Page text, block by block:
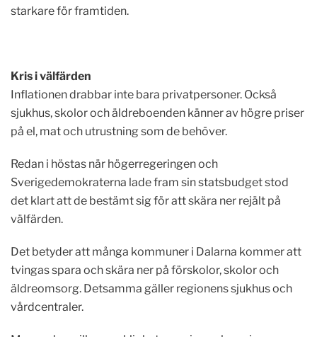
starkare för framtiden.
Kris i välfärden
Inflationen drabbar inte bara privatpersoner. Också
sjukhus, skolor och äldreboenden känner av högre priser
på el, mat och utrustning som de behöver.
Redan i höstas när högerregeringen och
Sverigedemokraterna lade fram sin statsbudget stod
det klart att de bestämt sig för att skära ner rejält på
välfärden.
Det betyder att många kommuner i Dalarna kommer att
tvingas spara och skära ner på förskolor, skolor och
äldreomsorg. Detsamma gäller regionens sjukhus och
vårdcentraler.